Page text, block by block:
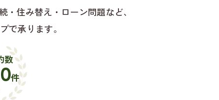
・住み替え・ローン問題など、
で承ります。
数
件